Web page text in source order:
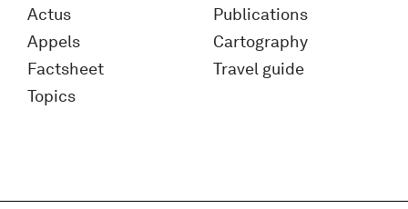
Actus
Appels
Factsheet
Topics
Publications
Cartography
Travel guide